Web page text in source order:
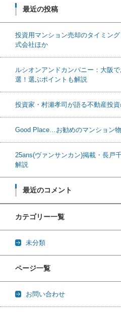
最近の投稿
投資用マンション売却のタイミン
式会社ほか
ルシオンアンドカンパニー：大阪
選！選ぶポイントも解説
投資家・村瀬孝司が語る不動産投
Good Place…お勧めのマンション
25ans(ヴァンサンカン)掲載・長戸
解説
最近のコメント
カテゴリー一覧
未分類
ページ一覧
お問い合わせ